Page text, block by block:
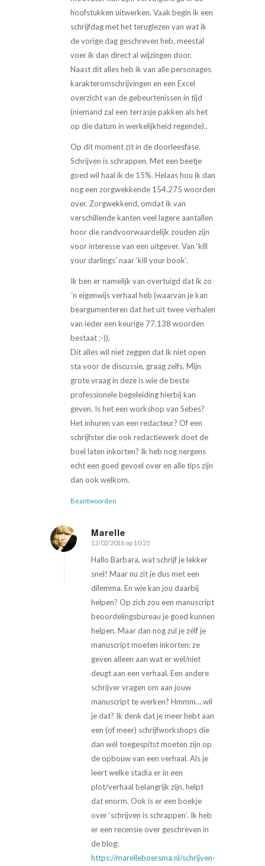
hoofstukken uitwerken. Vaak begin ik een
schrijfdag met het teruglezen van wat ik
de vorige dag geschreven heb, meestal
voer ik dan direct al wijzingen door.
Naast dit alles heb ik van alle personages
karakteromschrijvingen en een Excel
overzicht van de gebeurtenissen in tijd
(niemand zal een terrasje pakken als het
op die datum in werkelijkheid regende)..
Op dit moment zit in de doorleesfase.
Schrijven is schrappen. Met een beetje
goed wil haal ik de 15%. Helaas hou ik dan
nog een zorgwekkende 154.275 woorden
over. Zorgwekkend, omdat ik van
verschillende kanten veel lagere aantallen
hoor die randvoorwaardelijk zouden zijn
voor interesse van een uitgever. Van ‘kill
your darlings’ naar ‘kill your book’.
Ik ben er namelijk van overtuigd dat ik zo
´n eigenwijs verhaal heb (waarvan je kan
beargumenteren dat het uit twee verhalen
van ieder een keurige 77.138 woorden
bestaat ;-)).
Dit alles wil niet zeggen dat ik niet open
sta voor de discussie, graag zelfs. Mijn
grote vraag in deze is wie de beste
professionele begeleiding hierbij kan
geven. Is het een workshop van Sebes?
Het inhuren van een redacteur? Of een
schrijfster die ook redactiewerk doet de
boel laten inkorten? Ik heb nog nergens
echt een goed gevoel over en alle tips zijn
dan ook welkom.
Beantwoorden
Marelle
zegt:
12/02/2016 op 10:25
Hallo Barbara, wat schrijf je lekker
snel! Maar nu zit je dus met een
dilemma. En wie kan jou daarbij
helpen? Op zich zou een manuscript
beoordelingsbureau je goed kunnen
helpen. Maar dan nog zul je zélf je
manuscript moeten inkorten; ze
geven alleen aan wat er wel/niet
deugt aan een verhaal. Een andere
schrijver vragen om aan jouw
manuscript te werken? Hmmm… wil
je dat? Ik denk dat je meer hebt aan
een (of meer) schrijfworkshops die
dan wél toegespitst moeten zijn op
de opbouw van een verhaal. Als je
leert welke stadia er in een
plot/verhaal belangrijk zijn, helpt
dat enorm. Ook is er een boekje
over ‘schrijven is schrappen’. Ik heb
er een recensie over geschreven in
de blog:
https://marelleboersma.nl/schrijven-